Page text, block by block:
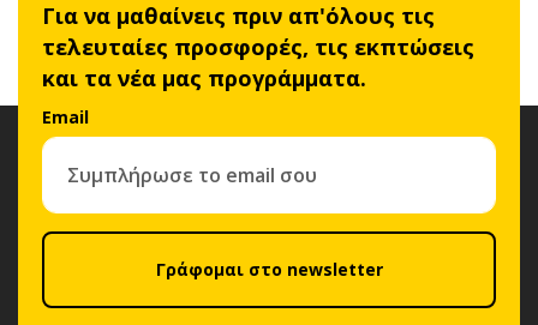
Για να μαθαίνεις πριν απ'όλους τις
τελευταίες προσφορές, τις εκπτώσεις
και τα νέα μας προγράμματα.
Email
Γράφομαι στο newsletter